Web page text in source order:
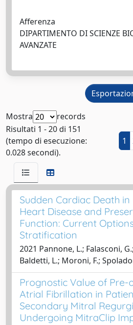
Afferenza
DIPARTIMENTO DI SCIENZE
AVANZATE
Mostra
records
Risultati 1 - 20 di 151
(tempo di esecuzione:
0.028 secondi).
1
Sudden Cardiac Death
Heart Disease and
Function: Current
Stratification
2021 Pannone, L.; Falasconi,
Baldetti, L.; Moroni, F.;
Prognostic Value of
Atrial Fibrillation in
Secondary Mitral
Undergoing MitraClip